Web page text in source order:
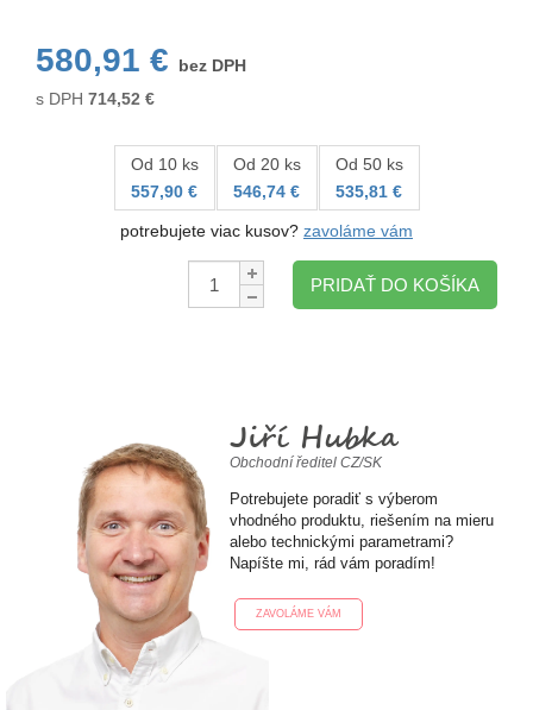
580,91 €
bez DPH
s DPH 714,52 €
Od 10 ks
557,90 €
Od 20 ks
546,74 €
Od 50 ks
535,81 €
potrebujete viac kusov? zavoláme vám
Množstvo:
PRIDAŤ DO KOŠÍKA
Jiří Hubka
Obchodní ředitel CZ/SK
Potrebujete poradiť s výberom
vhodného produktu, riešením na mieru
alebo technickými parametrami?
Napíšte mi, rád vám poradím!
ZAVOLÁME VÁM